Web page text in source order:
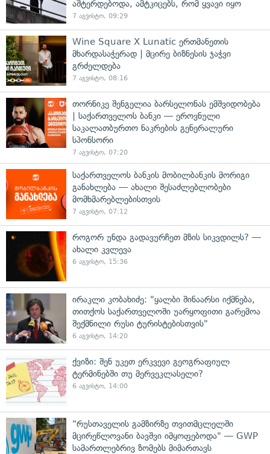
აშტერდებოდა, ამტკიცებს, რომ ყვავი იყო
7 აგვისტო, 09:29
Wine Square X Lunatic ერთმანეთის
მხარდასაჭერად | მცირე ბიზნესის ჯაჭვი
გრძელდება
7 აგვისტო, 08:16
თორნიკე შენგელია ბარსელონას ემშვიდობება
| საქართველოს ბანკი — ეროვნული
საკალათბურთო ნაკრების გენერალური
სპონსორი
7 აგვისტო, 07:20
საქართველოს ბანკის მობილბანკის მორიგი
განახლება — ახალი შესაძლებლობები
მომხმარებლებისთვის
7 აგვისტო, 07:12
როგორ უნდა გადავურჩეთ მზის სიკვდილს? —
ახალი კვლევა
6 აგვისტო, 15:36
ირაკლი კობახიძე: "ყალბი შინაარსი იქმნება,
თითქოს საქართველოში უარყოფითი გარემოა
შექმნილი რუსი ტურისტებისთვის"
6 აგვისტო, 14:20
ქვიზი: შენ უკეთ ერკვევი გეოგრაფიულ
ტერმინებში თუ მერვეკლასელი?
6 აგვისტო, 14:00
"რუსთაველის გამზირზე თვითმცლელში
მცირეწლოვანი ბავშვი იმყოფებოდა" — GWP
სამართლებრივ ზომებს მიმართავს